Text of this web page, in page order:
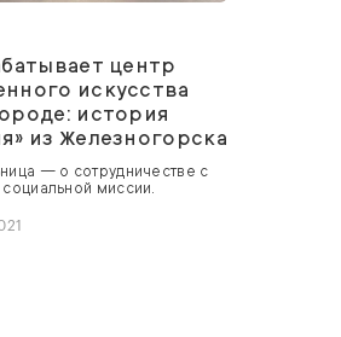
центр
искусства
история
из Железногорска
— о сотрудничестве с
миссии.